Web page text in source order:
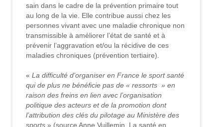
sain dans le cadre de la prévention primaire tout
au long de la vie. Elle contribue aussi chez les
personnes vivant avec une maladie chronique non
transmissible à améliorer l’état de santé et à
prévenir l’aggravation et/ou la récidive de ces
maladies chroniques (prévention tertiaire).
«La difficulté d’organiser en France le sport santé
qui de plus ne bénéficie pas de « ressorts » en
raison des freins en lien avec l’organisation
politique des acteurs et de la promotion dont
l’attribution des clés du pilotage au Ministère des
sports » (source Anne Vuillemin, La santé en